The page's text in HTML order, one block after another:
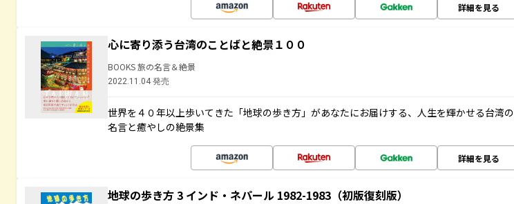
詳細を見る
心に寄り添う台湾のことばと絶景１００
BOOKS 旅の名言＆絶景
2022.11.04 発売
世界を４０年以上歩いてきた「地球の歩き方」があなたにお届けする、人生を輝かせる台湾の
名言と癒やしの絶景集
詳細を見る
地球の歩き方 3 インド・ネパール 1982-1983（初版復刻版）